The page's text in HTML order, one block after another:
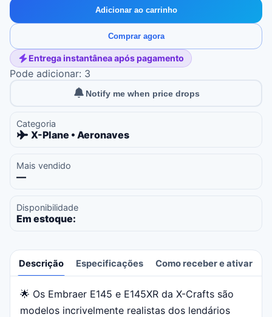
Adicionar ao carrinho
Comprar agora
Entrega instantânea após pagamento
Pode adicionar: 3
Notify me when price drops
Categoria
X-Plane • Aeronaves
Mais vendido
—
Disponibilidade
Em estoque:
Descrição Especificações Como receber e ativar
Descrição
🌟 Os Embraer E145 e E145XR da X-Crafts são
modelos incrivelmente realistas dos lendários